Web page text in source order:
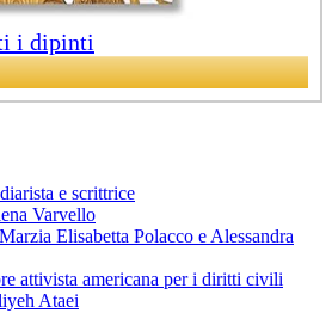
i dipinti
e scrittrice
Varvello
Elisabetta Polacco e Alessandra
attivista americana per i diritti civili
Ataei